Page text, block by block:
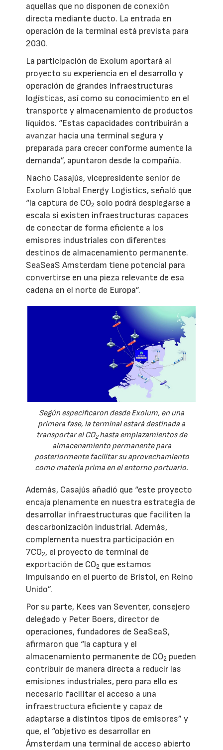
aquellas que no disponen de conexión
directa mediante ducto. La entrada en
operación de la terminal está prevista para
2030.
La participación de Exolum aportará al
proyecto su experiencia en el desarrollo y
operación de grandes infraestructuras
logísticas, así como su conocimiento en el
transporte y almacenamiento de productos
líquidos. “Estas capacidades contribuirán a
avanzar hacia una terminal segura y
preparada para crecer conforme aumente la
demanda”, apuntaron desde la compañía.
Nacho Casajús, vicepresidente senior de
Exolum Global Energy Logistics, señaló que
“la captura de CO2 solo podrá desplegarse a
escala si existen infraestructuras capaces
de conectar de forma eficiente a los
emisores industriales con diferentes
destinos de almacenamiento permanente.
SeaSeaS Amsterdam tiene potencial para
convertirse en una pieza relevante de esa
cadena en el norte de Europa”.
Según especificaron desde Exolum, en una
primera fase, la terminal estará destinada a
transportar el CO2hasta emplazamientos de
almacenamiento permanente para
posteriormente facilitar su aprovechamiento
como materia prima en el entorno portuario.
Además, Casajús añadió que “este proyecto
encaja plenamente en nuestra estrategia de
desarrollar infraestructuras que faciliten la
descarbonización industrial. Además,
complementa nuestra participación en
7CO2, el proyecto de terminal de
exportación de CO2 que estamos
impulsando en el puerto de Bristol, en Reino
Unido”.
Por su parte, Kees van Seventer, consejero
delegado y Peter Boers, director de
operaciones, fundadores de SeaSeaS,
afirmaron que “la captura y el
almacenamiento permanente de CO2 pueden
contribuir de manera directa a reducir las
emisiones industriales, pero para ello es
necesario facilitar el acceso a una
infraestructura eficiente y capaz de
adaptarse a distintos tipos de emisores” y
que, el “objetivo es desarrollar en
Ámsterdam una terminal de acceso abierto